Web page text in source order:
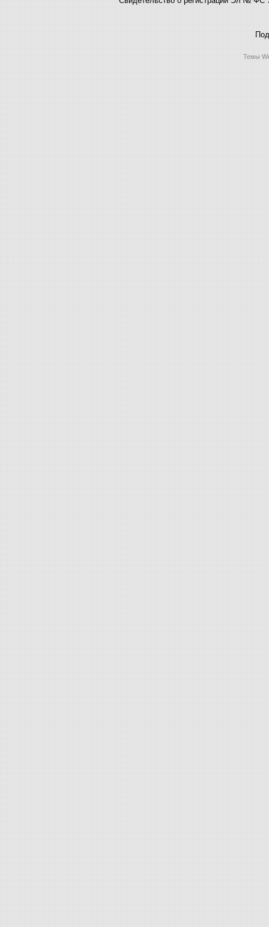
Темы